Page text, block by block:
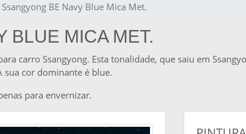
Ssangyong BE Navy Blue Mica Met.
BLUE MICA MET.
carro Ssangyong. Esta tonalidade, que saiu em
sua cor dominante é blue.
para envernizar.